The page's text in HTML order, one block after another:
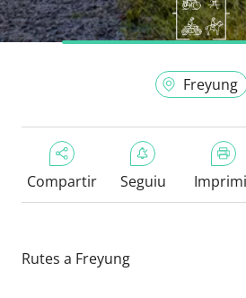
Freyung
Compartir Seguiu
Rutes a Freyung